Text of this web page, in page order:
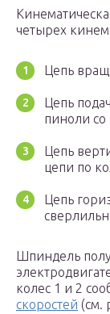
четырех
Цепь
Цепь
пиноли
Цепь
цепи по
Цепь
Шпиндель
колес 1 и 2
скоростей (см.